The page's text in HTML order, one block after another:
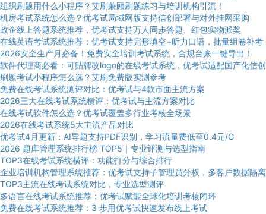
组织刷题用什么小程序？艾刷兼顾刷题练习与培训机构引流！
机房考试系统怎么选？优考试局域网版支持信创部署与对外挂网采购
政企线上答题系统推荐，优考试支持万人同步答题、红包实物派奖
在线英语考试系统推荐：优考试支持完形填空+听力口语，批量组卷补考
2026安全生产月必备！免费安全培训考试系统，合规台账一键导出！
软件代理商必看：可贴牌改logo的在线考试系统，优考试适配国产化信创
刷题考试小程序怎么选？艾刷免费版实测参考
免费在线考试系统测评对比：优考试与4款市面主流方案
2026三大在线考试系统横评：优考试与主流方案对比
在线考试软件怎么选？优考试覆盖多行业考核全场景
2026在线考试系统5大主流产品对比
优考试4月更新：AI导题支持PDF识别，学习流量费低至0.4元/G
2026 题库管理系统排行榜 TOP5｜专业评测与选型指南
TOP3在线考试系统横评：功能打分与综合排行
企业培训机构管理系统推荐：优考试支持子管理员分权，多客户数据隔离
TOP3主流在线考试系统对比，专业选型测评
多语言在线考试系统推荐：优考试赋能全球化培训考核闭环
免费在线考试系统推荐：3 步用优考试快速发布线上考试